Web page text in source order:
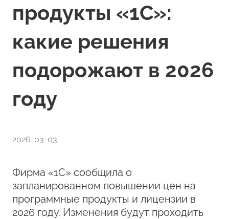
продукты «1С»:
какие решения
подорожают в 2026
году
2026-03-03
Фирма «1С» сообщила о
запланированном повышении цен на
программные продукты и лицензии в
2026 году. Изменения будут проходить